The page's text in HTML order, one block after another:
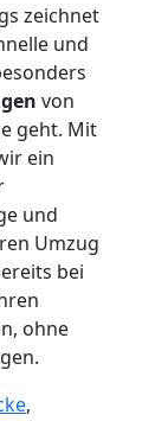
zeichnet
und
von
geht. Mit
ein
und
Umzug
bei
ohne
,